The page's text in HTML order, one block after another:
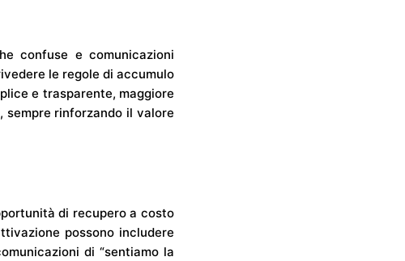
confuse e comunicazioni
le regole di accumulo
e trasparente, maggiore
sempre rinforzando il valore
di recupero a costo
possono includere
di “sentiamo la